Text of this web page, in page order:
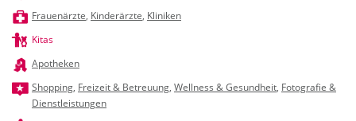
Frauenärzte, Kinderärzte, Kliniken
Kitas
Apotheken
Shopping, Freizeit & Betreuung, Wellness & Gesundheit, Fotografie &
Dienstleistungen